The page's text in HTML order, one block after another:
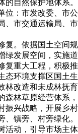
的自然保护地体系
位：市发改委、市
、市交通运输局、
复。依据国土空间
绿发展空间，实施
复重大工程，积极
态环境支撑区国土
林改造和未成林抚
森林草原经营体系
振兴战略，开展乡
、镇旁、村旁绿化
活动，引导市场主